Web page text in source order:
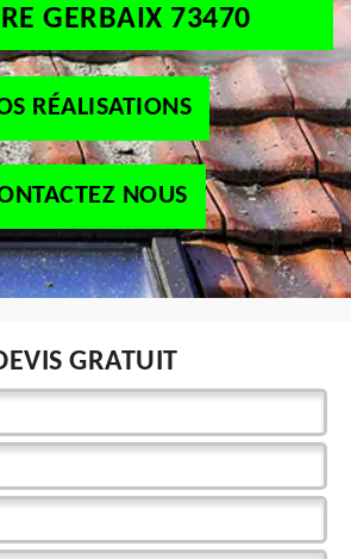
GERBAIX 73470
RÉALISATIONS
NOUS
GRATUIT